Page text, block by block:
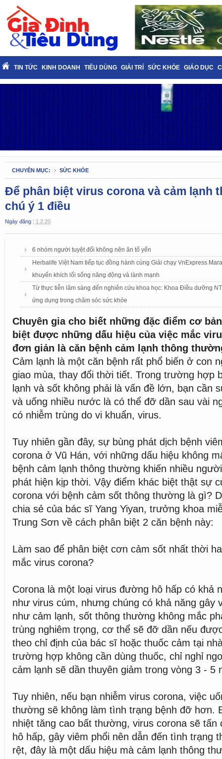
TIN TỨC KINH DOANH TIÊU DÙNG GIẢI TRÍ SỨC KHỎE GIÁO DỤC
CHUYÊN MỤC: SỨC KHỎE
Để phân biệt virus corona và cảm lạnh
chú ý 1 điều
Ngày đăng : 1.2.20
6 nhóm người tuyệt đối không nên ăn tổ yến
Herbalife Việt Nam tiếp tục đồng hành cùng Giải chạy VnExpress
khuyến khích lối sống năng động và lành mạnh
Từ thực tiễn lâm sàng đến nghiên cứu khoa học: Khoa Điều dưỡng
ứng dụng trong chăm sóc sức khỏe
Chuyên gia cho biết những đặc điểm cơ
biệt được những dấu hiệu của việc mắc
đơn giản là căn bệnh cảm lạnh thông
Cảm lạnh là một căn bệnh rất phổ biến ở con
giao mùa, thay đổi thời tiết. Trong trường hợp
lạnh và sốt không phải là vấn đề lớn, bạn cần
và uống nhiều nước là có thể đỡ dần sau vài
có nhiễm trùng do vi khuẩn, virus.
Tuy nhiên gần đây, sự bùng phát dịch bệnh
corona ở Vũ Hán, với những dấu hiệu không
bệnh cảm lạnh thông thường khiến nhiều
phát hiện kịp thời. Vậy điểm khác biệt thật sự
corona với bệnh cảm sốt thông thường là gì?
chia sẻ của bác sĩ Yang Yiyan, trưởng khoa
Trung Sơn về cách phân biệt 2 căn bệnh này:
Làm sao để phân biệt cơn cảm sốt nhất thời
mắc virus corona?
Corona là một loại virus đường hô hấp có khả
như virus cúm, nhưng chúng có khả năng gây
như cảm lạnh, sốt thông thường không mắc
trùng nghiêm trọng, cơ thể sẽ đỡ dần nếu
theo chỉ định của bác sĩ hoặc thuốc cảm tại
trường hợp không cần dùng thuốc, chỉ nghỉ
cảm lạnh sẽ dần thuyên giảm trong vòng 3 - 5
Tuy nhiên, nếu bạn nhiễm virus corona, việc
thường sẽ không làm tình trạng bệnh đỡ hơn.
nhiệt tăng cao bất thường, virus corona sẽ tấn
hô hấp, gây viêm phổi nên dẫn đến tình trạng
rệt, đây là một dấu hiệu mà cảm lạnh thông